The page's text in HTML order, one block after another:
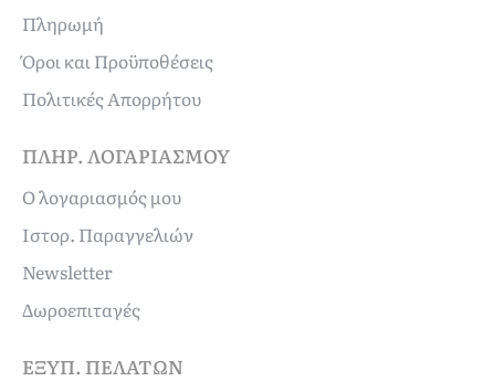
Πληρωμή
Όροι και Προϋποθέσεις
Πολιτικές Απορρήτου
ΠΛΗΡ. ΛΟΓΑΡΙΑΣΜΟΎ
Ο λογαριασμός μου
Ιστορ. Παραγγελιών
Newsletter
Δωροεπιταγές
ΕΞΥΠ. ΠΕΛΑΤΏΝ